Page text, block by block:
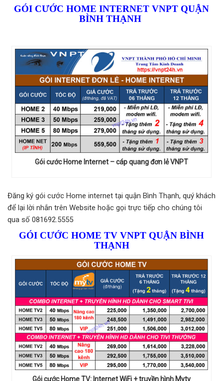
GÓI CƯỚC HOME INTERNET VNPT QUẬN
BÌNH THẠNH
Gói cước Home Internet – cáp quang đơn lẻ VNPT
Đăng ký gói cước Home internet tại quận Bình Thạnh, quý khách
để lại lời nhắn trên Website hoặc gọi trực tiếp cho chúng tôi
qua số 081692.5555
GÓI CƯỚC HOME TV VNPT QUẬN BÌNH
THẠNH
Gói cước Home TV: Internet WiFi + truyền hình Mytv